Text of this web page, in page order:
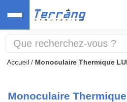
Accueil / Monoculaire Thermique
Monoculaire